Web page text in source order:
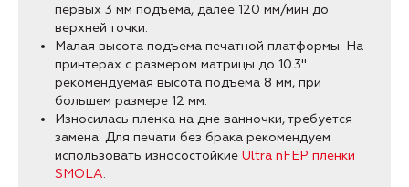
первых 3 мм подъема, далее 120 мм/мин до
верхней точки.
Малая высота подъема печатной платформы. На
принтерах с размером матрицы до 10.3''
рекомендуемая высота подъема 8 мм, при
большем размере 12 мм.
Износилась пленка на дне ванночки, требуется
замена. Для печати без брака рекомендуем
использовать износостойкие Ultra nFEP пленки
SMOLA.